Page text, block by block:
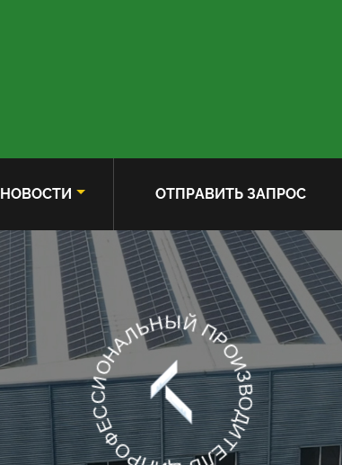
НОВОСТИ ОТПРАВИТЬ ЗАПРОС
ПРОФЕССИОНАЛЬНЫЙ ПРОИЗВОДИТЕЛЬ ЦИЛИНДРОВ